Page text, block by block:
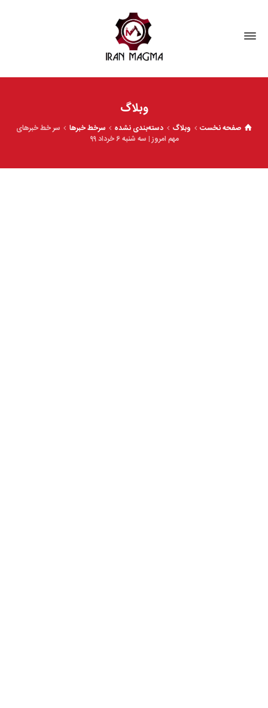
وبلاگ
صفحه نخست وبلاگ دسته‌بندی نشده سرخط خبرها
سر خط خبرهای
مهم امروز | سه شنبه 6 خرداد ۹۹